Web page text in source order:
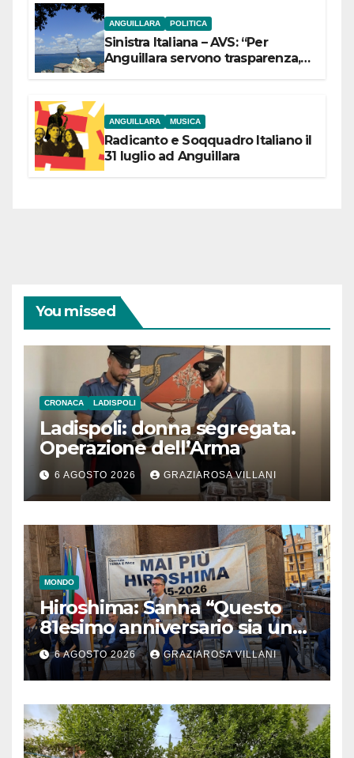
ANGUILLARA POLITICA
Sinistra Italiana – AVS: “Per
Anguillara servono trasparenza,
ANGUILLARA MUSICA
Radicanto e Soqquadro Italiano il
31 luglio ad Anguillara
You missed
CRONACA LADISPOLI
Ladispoli: donna segregata.
Operazione dell’Arma
6 AGOSTO 2026 GRAZIAROSA VILLANI
MONDO
Hiroshima: Sanna “Questo
81esimo anniversario sia un
monito per tutti”
6 AGOSTO 2026 GRAZIAROSA VILLANI